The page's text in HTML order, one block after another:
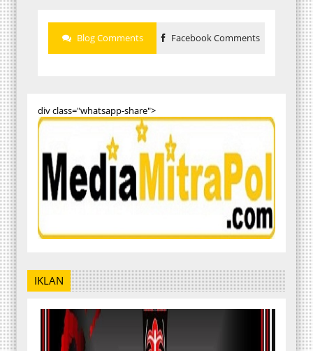
Blog Comments Facebook Comments
div class="whatsapp-share">
IKLAN